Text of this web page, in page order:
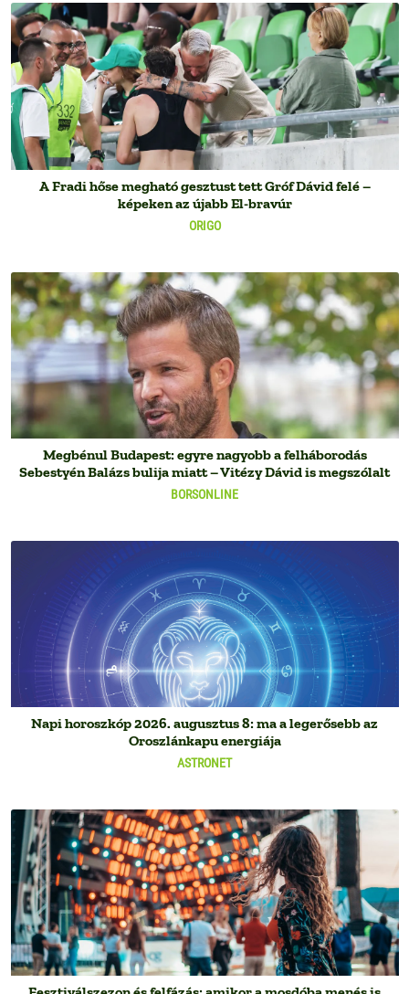
ORIGO
A Fradi hőse megható gesztust tett Gróf Dávid felé –
képeken az újabb El-bravúr
BORSONLINE
Megbénul Budapest: egyre nagyobb a felháborodás
Sebestyén Balázs bulija miatt – Vitézy Dávid is megszólalt
ASTRONET
Napi horoszkóp 2026. augusztus 8: ma a legerősebb az
Oroszlánkapu energiája